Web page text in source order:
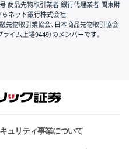
商品先物取引業者 銀行代理業者 関東財
らネット銀行株式会社
先物取引業協会、日本商品先物取引協会
イム上場9449）のメンバーです。
ュリティ事業について